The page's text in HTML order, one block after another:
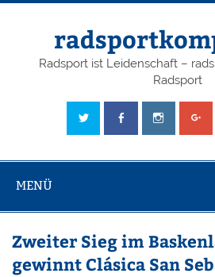
Radsport ist Leidenschaft –
Radsport
MENÜ
Zweiter Sieg im
gewinnt Clásica San